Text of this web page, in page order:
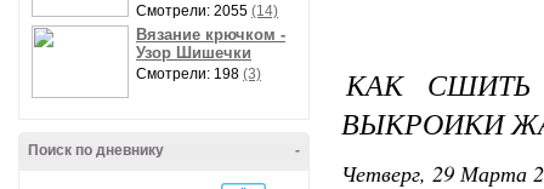
Смотрели: 2055 (14)
Вязание крючком -
Узор Шишечки
Смотрели: 198 (3)
-
Поиск по дневнику
КАК
ВЫКРОИКИ
Четверг, 29 Марта